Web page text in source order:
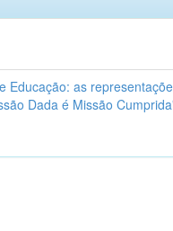
Educação: as
Dada é Missão